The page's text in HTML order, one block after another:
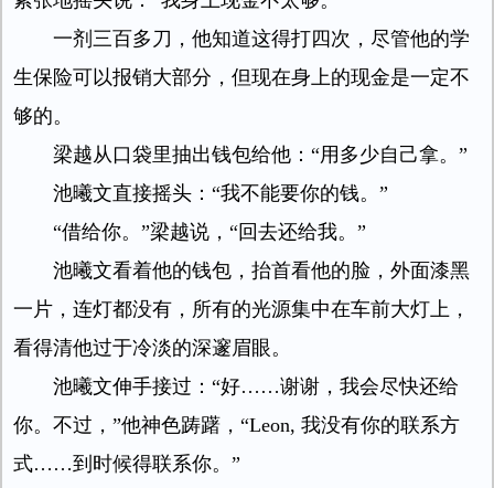
一剂三百多刀，他知道这得打四次，尽管他的学
生保险可以报销大部分，但现在身上的现金是一定不
够的。
梁越从口袋里抽出钱包给他：“用多少自己拿。”
池曦文直接摇头：“我不能要你的钱。”
“借给你。”梁越说，“回去还给我。”
池曦文看着他的钱包，抬首看他的脸，外面漆黑
一片，连灯都没有，所有的光源集中在车前大灯上，
看得清他过于冷淡的深邃眉眼。
池曦文伸手接过：“好……谢谢，我会尽快还给
你。不过，”他神色踌躇，“Leon, 我没有你的联系方
式……到时候得联系你。”